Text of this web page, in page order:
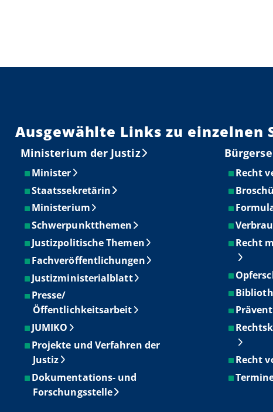
Ausgewählte Links zu einzelnen
Ministerium der Justiz
Minister
Staatssekretärin
Ministerium
Schwerpunktthemen
Justizpolitische Themen
Fachveröffentlichungen
Justizministerialblatt
Presse/
Öffentlichkeitsarbeit
JUMIKO
Projekte und Verfahren der
Justiz
Dokumentations- und
Forschungsstelle
Recht
Recht
Recht